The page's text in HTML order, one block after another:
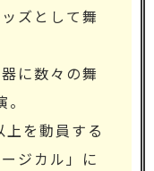
ズとして舞
に数々の舞
を動員する
ジカル」に